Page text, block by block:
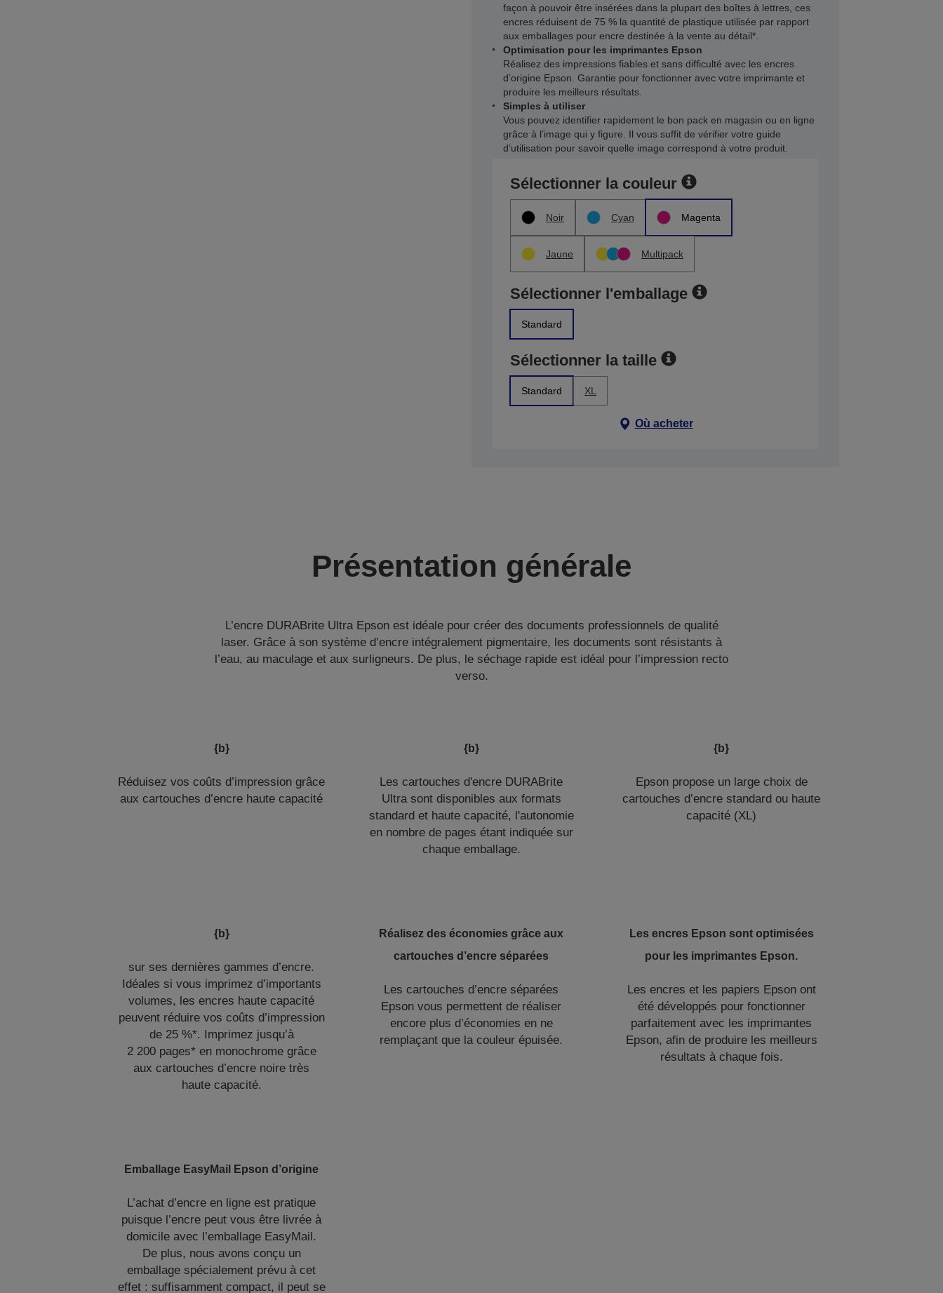
façon à pouvoir être insérées dans la plupart des boîtes à lettres, ces
encres réduisent de 75 % la quantité de plastique utilisée par rapport
aux emballages pour encre destinée à la vente au détail*.
Optimisation pour les imprimantes Epson
Réalisez des impressions fiables et sans difficulté avec les encres
d’origine Epson. Garantie pour fonctionner avec votre imprimante et
produire les meilleurs résultats.
Simples à utiliser
Vous pouvez identifier rapidement le bon pack en magasin ou en ligne
grâce à l’image qui y figure. Il vous suffit de vérifier votre guide
d’utilisation pour savoir quelle image correspond à votre produit.
Sélectionner la couleur
Noir Cyan Magenta
Jaune Multipack
Sélectionner l'emballage
Standard
Sélectionner la taille
Standard XL
Où acheter
Présentation générale
L’encre DURABrite Ultra Epson est idéale pour créer des documents professionnels de qualité
laser. Grâce à son système d’encre intégralement pigmentaire, les documents sont résistants à
l’eau, au maculage et aux surligneurs. De plus, le séchage rapide est idéal pour l’impression recto
verso.
{b}
Réduisez vos coûts d’impression grâce
aux cartouches d’encre haute capacité
{b}
Les cartouches d'encre DURABrite
Ultra sont disponibles aux formats
standard et haute capacité, l'autonomie
en nombre de pages étant indiquée sur
chaque emballage.
{b}
Epson propose un large choix de
cartouches d’encre standard ou haute
capacité (XL)
{b}
sur ses dernières gammes d’encre.
Idéales si vous imprimez d’importants
volumes, les encres haute capacité
peuvent réduire vos coûts d’impression
de 25 %*. Imprimez jusqu’à
2 200 pages* en monochrome grâce
aux cartouches d’encre noire très
haute capacité.
Réalisez des économies grâce aux
cartouches d’encre séparées
Les cartouches d’encre séparées
Epson vous permettent de réaliser
encore plus d’économies en ne
remplaçant que la couleur épuisée.
Les encres Epson sont optimisées
pour les imprimantes Epson.
Les encres et les papiers Epson ont
été développés pour fonctionner
parfaitement avec les imprimantes
Epson, afin de produire les meilleurs
résultats à chaque fois.
Emballage EasyMail Epson d’origine
L’achat d’encre en ligne est pratique
puisque l’encre peut vous être livrée à
domicile avec l’emballage EasyMail.
De plus, nous avons conçu un
emballage spécialement prévu à cet
effet : suffisamment compact, il peut se